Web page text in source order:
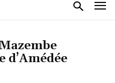
d’Amédée